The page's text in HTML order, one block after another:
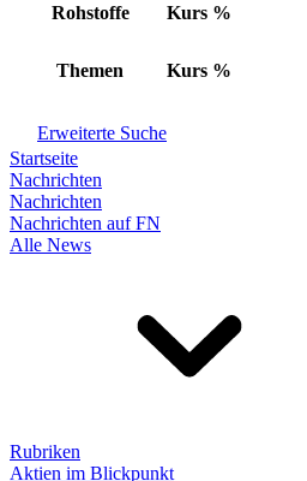
Rohstoffe Kurs %
Themen Kurs %
Erweiterte Suche
Startseite
Nachrichten
Nachrichten
Nachrichten auf FN
Alle News
Rubriken
Aktien im Blickpunkt